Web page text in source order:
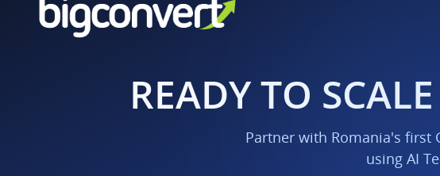
READY TO
Partner with Romania's first
using AI